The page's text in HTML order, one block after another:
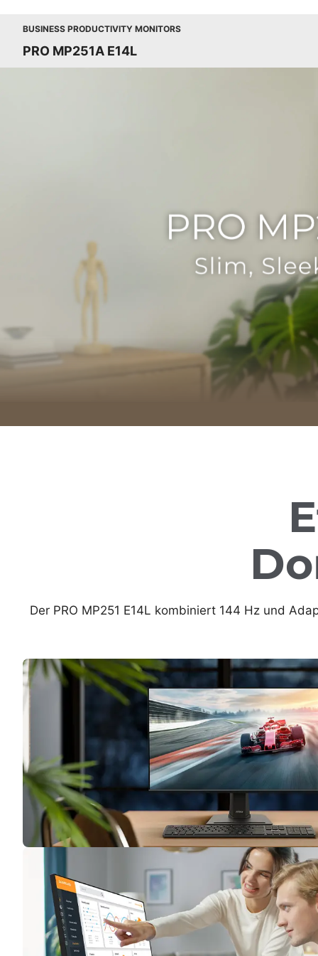
BUSINESS PRODUCTIVITY MONITORS
PRO MP251A E14L
Der PRO MP251 E14L kombiniert 144 Hz und